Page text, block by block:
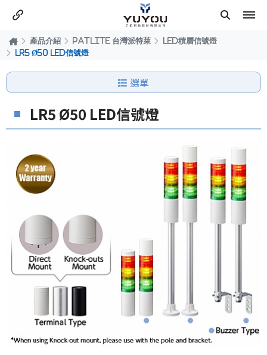
產品介紹 PATLITE 台灣派特萊
LED積層信號燈
LR5 Ø50 LED信號燈
選單
LR5 Ø50 LED信號燈